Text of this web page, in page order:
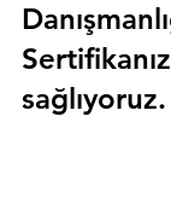
Sertifika
sağlıyoruz.